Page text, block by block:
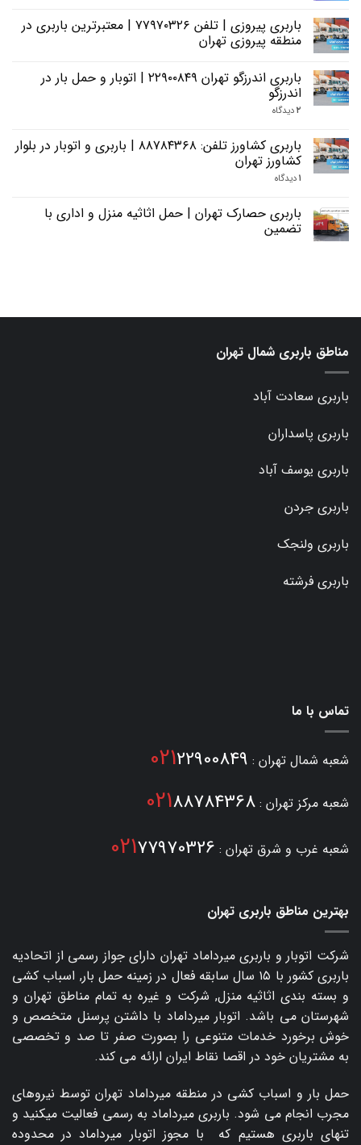
باربری پیروزی | تلفن ۷۷۹۷۰۳۲۶ | معتبرترین باربری در
منطقه پیروزی تهران
باربری اندرزگو تهران ۲۲۹۰۰۸۴۹ | اتوبار و حمل بار در
اندرزگو
۲دیدگاه
باربری کشاورز تلفن: ۸۸۷۸۴۳۶۸ | باربری و اتوبار در بلوار
کشاورز تهران
۱دیدگاه
باربری حصارک تهران | حمل اثاثیه منزل و اداری با
تضمین
مناطق باربری شمال تهران
باربری سعادت آباد
باربری پاسداران
باربری یوسف آباد
باربری جردن
باربری ولنجک
باربری فرشته
تماس با ما
شعبه شمال تهران : 02122900849
شعبه مرکز تهران : 02188784368
شعبه غرب و شرق تهران : 02177970326
بهترین مناطق باربری تهران
شرکت اتوبار و باربری میرداماد تهران دارای جواز رسمی از اتحادیه
باربری کشور با ۱۵ سال سابقه فعال در زمینه حمل بار, اسباب کشی
و بسته بندی اثاثیه منزل, شرکت و غیره به تمام مناطق تهران و
شهرستان می باشد. اتوبار میرداماد با داشتن پرسنل متخصص و
خوش برخورد خدمات متنوعی را بصورت صفر تا صد و تخصصی
به مشتریان خود در اقصا نقاط ایران ارائه می کند.
حمل بار و اسباب کشی در منطقه میرداماد تهران توسط نیروهای
مجرب انجام می شود. باربری میرداماد به رسمی فعالیت میکنید و
تنهای باربری هستیم که با مجوز اتوبار میرداماد در محدوده